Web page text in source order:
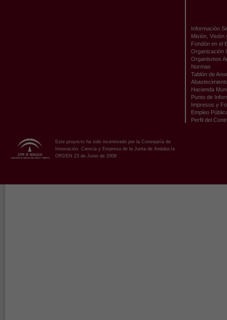
Información
Misión, Visión
Fondón en el
Organización
Organismos
Normas
Tablón de
Hacienda
Punto de
Impresos y
Empleo
Perfil del
Este proyecto ha sido incentivado por la Consejaría de
Innovación, Ciencia y Empresa de la Junta de Andalucía
ORDEN 23 de Junio de 2008